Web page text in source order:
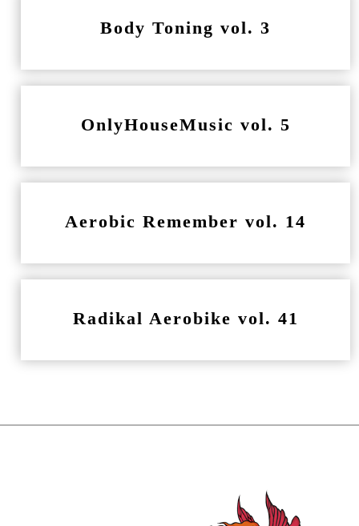
Body Toning vol. 3
OnlyHouseMusic vol. 5
Aerobic Remember vol. 14
Radikal Aerobike vol. 41